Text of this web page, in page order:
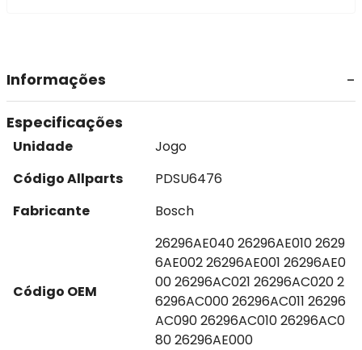
Informações
Especificações
Unidade
Jogo
Código Allparts
PDSU6476
Fabricante
Bosch
Código OEM
26296AE040 26296AE010 2629
6AE002 26296AE001 26296AE0
00 26296AC021 26296AC020 2
6296AC000 26296AC011 26296
AC090 26296AC010 26296AC0
80 26296AE000